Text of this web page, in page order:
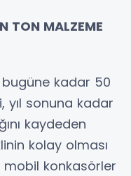
TON MALZEME
kadar 50
yıl sonuna kadar
kaydeden
kolay olması
mobil konkasörler